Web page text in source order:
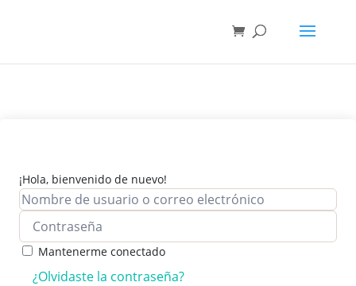
¡Hola, bienvenido de nuevo!
Mantenerme conectado
¿Olvidaste la contraseña?